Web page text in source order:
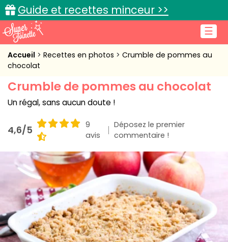
☰
Guide et recettes minceur >>
Accueil
Cuisine pratique
L'actu cuisine
Connexion
Accueil Recettes en photos
Crumble de pommes au
chocolat
Crumble de pommes au chocolat
Un régal, sans aucun doute !
4,6/5
9
avis
Déposez le premier
commentaire !